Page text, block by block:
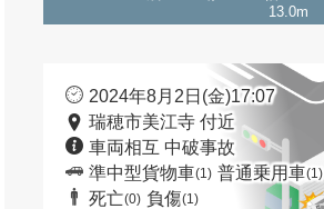
13.0m
2024年8月2日(金)17:07
瑞穂市美江寺 付近
車両相互 中破事故
準中型貨物車(1) 普通乗用車(1)
死亡(0) 負傷(1)